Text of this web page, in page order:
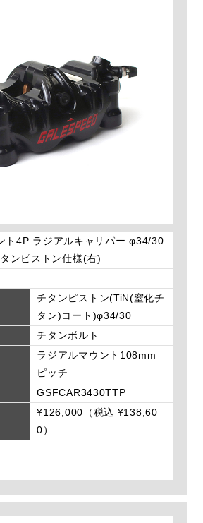
ト4P ラジアルキャリパー φ34/30
ンピストン仕様(右)
チタンピストン(TiN(窒化チ
タン)コート)φ34/30
チタンボルト
ラジアルマウント108mm
ピッチ
GSFCAR3430TTP
¥126,000（税込 ¥138,60
0）